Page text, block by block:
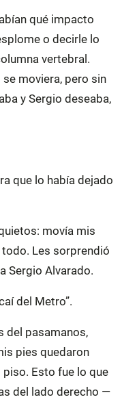
qué impacto
o decirle lo
vertebral.
moviera, pero sin
y Sergio deseaba,
que lo había dejado
movía mis
Les sorprendió
Sergio Alvarado.
del Metro”.
del pasamanos,
pies quedaron
piso. Esto fue lo que
del lado derecho —